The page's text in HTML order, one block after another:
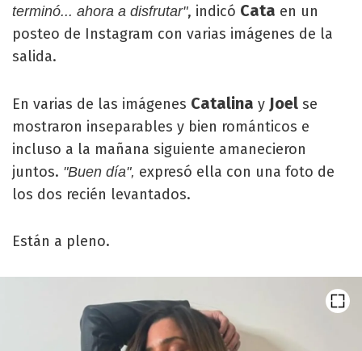
terminó... ahora a disfrutar", indicó Cata en un
posteo de Instagram con varias imágenes de la
salida.
En varias de las imágenes Catalina y Joel se
mostraron inseparables y bien románticos e
incluso a la mañana siguiente amanecieron
juntos. "Buen día", expresó ella con una foto de
los dos recién levantados.
Están a pleno.